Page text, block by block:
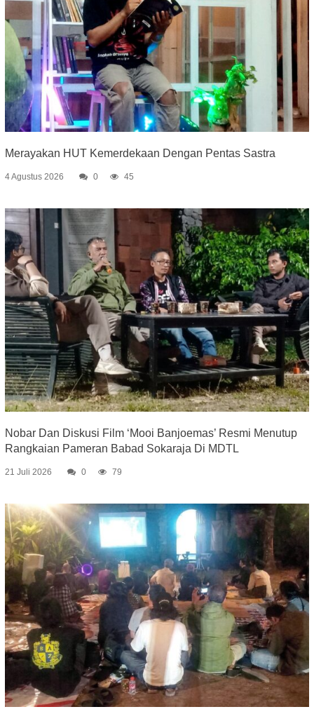
Merayakan HUT Kemerdekaan Dengan Pentas Sastra
4 Agustus 2026 0 45
Nobar Dan Diskusi Film ‘Mooi Banjoemas’ Resmi Menutup
Rangkaian Pameran Babad Sokaraja Di MDTL
21 Juli 2026 0 79